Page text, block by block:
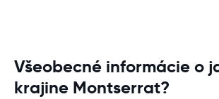
Všeobecné informácie o
krajine Montserrat?